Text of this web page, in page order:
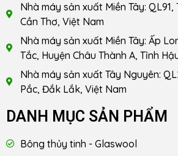
Nhà máy sản xuất Miền Tây:
Cần Thơ, Việt Nam
Nhà máy sản xuất Miền Tây: Ấp
Tắc, Huyện Châu Thành A, Tỉnh
Nhà máy sản xuất Tây Nguyên:
Pắc, Đắk Lắk, Việt Nam
DANH MỤC SẢN PHẨM
Bông thủy tinh - Glaswool